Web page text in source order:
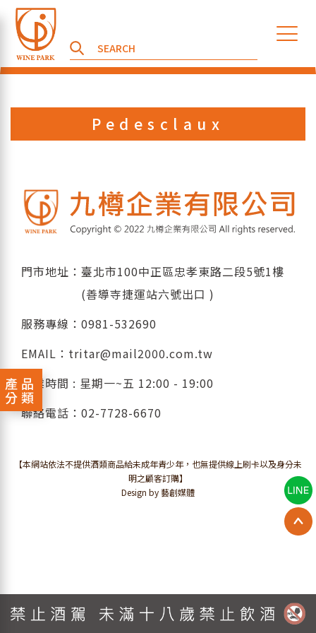
產品
分類
Pedesclaux
門市地址：臺北市100中正區忠孝東路二段5號1樓
(善導寺捷運站六號出口 )
服務專線： 0981-532690
EMAIL： tritar@mail2000.com.tw
營業時間 : 星期一~五 12:00 - 19:00
聯絡電話： 02-7728-6670
【本網站依法不提供酒類商品給未成年青少年，也無提供線上刷卡以及身分未
明之顧客訂購】
Design by 藝創媒體